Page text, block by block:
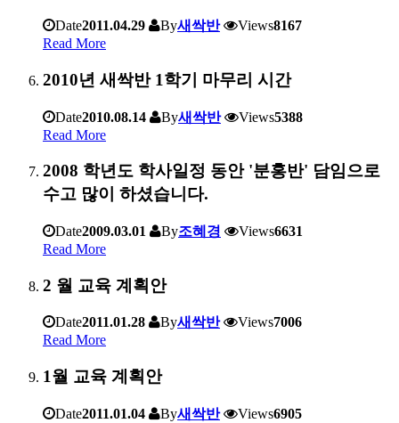
Date2011.04.29 By새싹반 Views8167
Read More
2010년 새싹반 1학기 마무리 시간
Date2010.08.14 By새싹반 Views5388
Read More
2008 학년도 학사일정 동안 '분홍반' 담임으로
수고 많이 하셨습니다.
Date2009.03.01 By조혜경 Views6631
Read More
2 월 교육 계획안
Date2011.01.28 By새싹반 Views7006
Read More
1월 교육 계획안
Date2011.01.04 By새싹반 Views6905